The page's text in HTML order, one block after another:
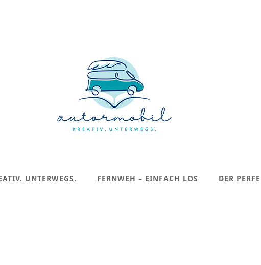
UNTERWEGS. FERNWEH – EINFACH LOS DER